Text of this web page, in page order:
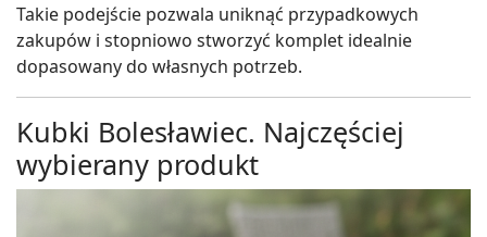
Takie podejście pozwala uniknąć przypadkowych
zakupów i stopniowo stworzyć komplet idealnie
dopasowany do własnych potrzeb.
Kubki Bolesławiec. Najczęściej
wybierany produkt